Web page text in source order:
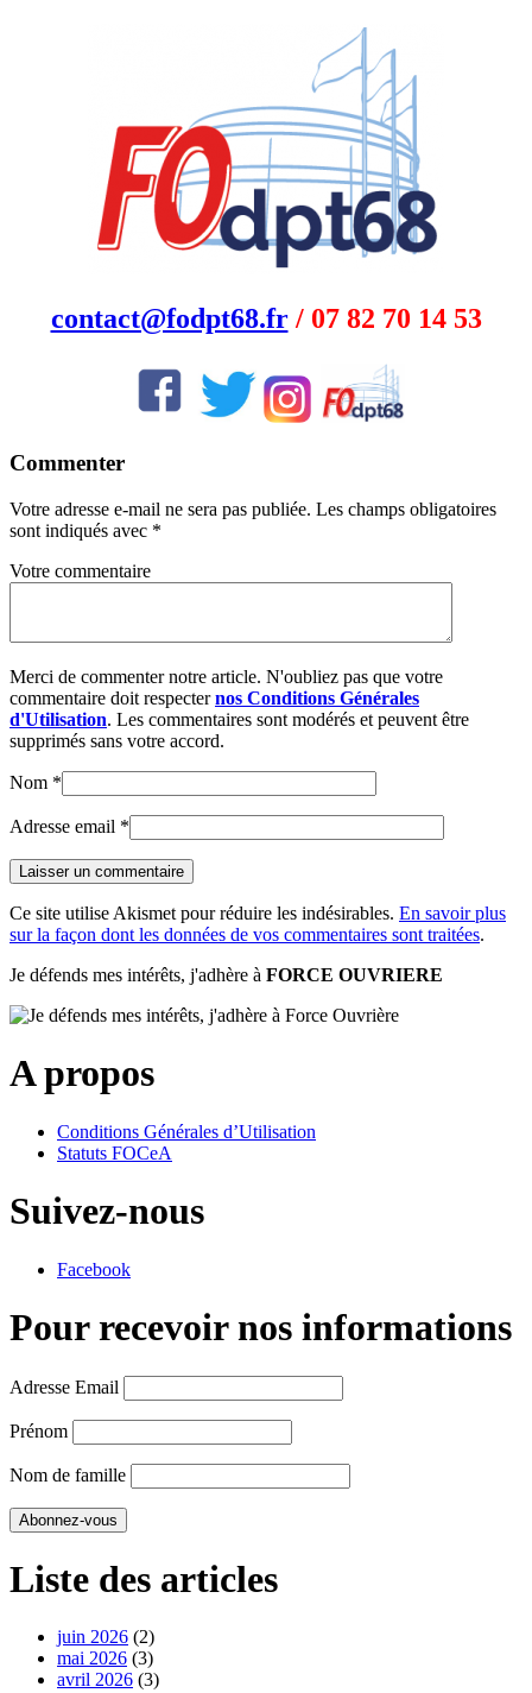
contact@fodpt68.fr/ 07 82 70 14 53
Commenter
Votre adresse e-mail ne sera pas publiée. Les champs obligatoires
sont indiqués avec *
Votre commentaire
Merci de commenter notre article. N'oubliez pas que votre
commentaire doit respecternos Conditions Générales
d'Utilisation. Les commentaires sont modérés et peuvent être
supprimés sans votre accord.
Nom *
Adresse email *
Ce site utilise Akismet pour réduire les indésirables. En savoir plus
sur la façon dont les données de vos commentaires sont traitées.
Je défends mes intérêts, j'adhère à FORCE OUVRIERE
A propos
Conditions Générales d’Utilisation
Statuts FOCeA
Suivez-nous
Facebook
Pour recevoir nos informations
Adresse Email
Prénom
Nom de famille
Liste des articles
juin 2026 (2)
mai 2026 (3)
avril 2026 (3)